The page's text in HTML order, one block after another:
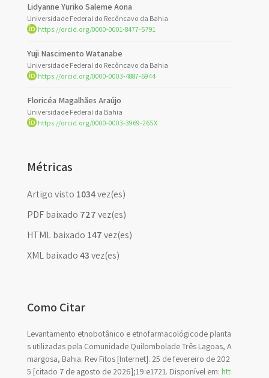
Lidyanne Yuriko Saleme Aona
Universidade Federal do Recôncavo da Bahia
https://orcid.org/0000-0001-8477-5791
Yuji Nascimento Watanabe
Universidade Federal do Recôncavo da Bahia
https://orcid.org/0000-0003-4887-6944
Floricéa Magalhães Araújo
Universidade Federal da Bahia
https://orcid.org/0000-0003-3969-265X
Métricas
Artigo visto 1034vez(es)
PDF baixado 727vez(es)
HTML baixado 147vez(es)
XML baixado43vez(es)
Como Citar
Levantamento etnobotânico e etnofarmacológicode planta
s utilizadas pela Comunidade Quilombolade Três Lagoas, A
margosa, Bahia. Rev Fitos [Internet]. 25 de fevereiro de 202
5 [citado 7 de agosto de 2026];19:e1721. Disponível em: htt